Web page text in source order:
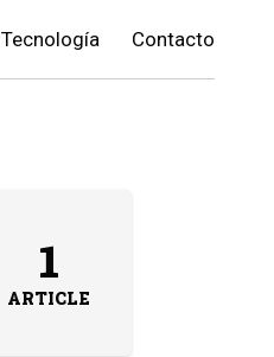
Tecnología Contacto
1
ARTICLE